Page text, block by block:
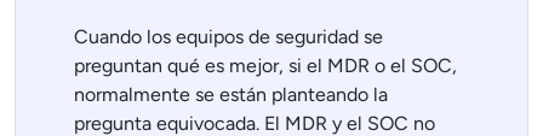
Cuando los equipos de seguridad se
preguntan qué es mejor, si el MDR o el SOC,
normalmente se están planteando la
pregunta equivocada. El MDR y el SOC no